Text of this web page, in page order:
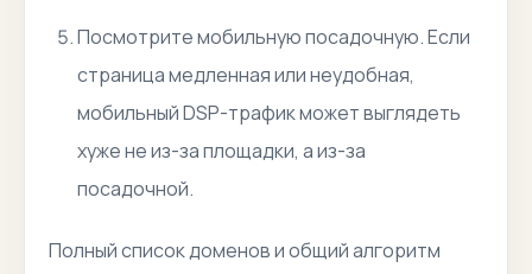
Посмотрите мобильную посадочную. Если
страница медленная или неудобная,
мобильный DSP-трафик может выглядеть
хуже не из-за площадки, а из-за
посадочной.
Полный список доменов и общий алгоритм